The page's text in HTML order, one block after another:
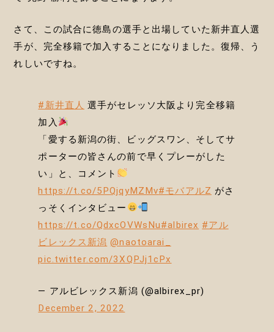
さて、この試合に徳島の選手と出場していた新井直人選
手が、完全移籍で加入することになりました。復帰、う
れしいですね。
#新井直人 選手がセレッソ大阪より完全移籍
加入
「愛する新潟の街、ビッグスワン、そしてサ
ポーターの皆さんの前で早くプレーがした
い」と、コメント
https://t.co/5PQjqyMZMv#モバアルZ がさ
っそくインタビュー
https://t.co/QdxcOVWsNu#albirex #アル
ビレックス新潟 @naotoarai_
pic.twitter.com/3XQPJj1cPx
— アルビレックス新潟 (@albirex_pr)
December 2, 2022